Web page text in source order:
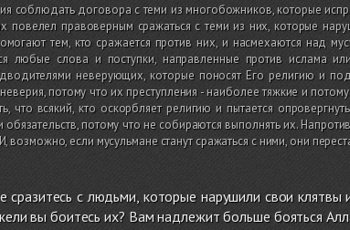
соблюдать договора с теми из многобожников, которые
повелел правоверным сражаться с теми из них, которые
тем, кто сражается против них, и насмехаются над
любые слова и поступки, направленные против ислама
неверующих, которые поносят Его религию и
потому что их преступления - наиболее тяжкие и
что всякий, кто оскорбляет религию и пытается
обязательств, потому что не собираются выполнять их.
возможно, если мусульмане станут сражаться с ними, они
сразитесь с людьми, которые нарушили свои клятвы
вы боитесь их? Вам надлежит больше бояться